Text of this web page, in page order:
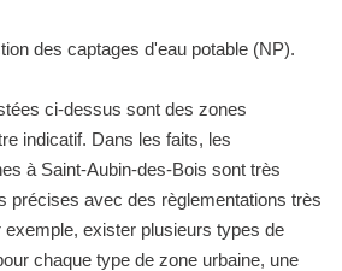
des captages d'eau potable (NP).
ci-dessus sont des zones
indicatif. Dans les faits, les
à Saint-Aubin-des-Bois sont très
précises avec des règlementations très
exemple, exister plusieurs types de
chaque type de zone urbaine, une